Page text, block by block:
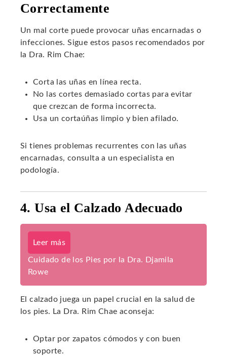
Correctamente
Un mal corte puede provocar uñas encarnadas o
infecciones. Sigue estos pasos recomendados por
la Dra. Rim Chae:
Corta las uñas en línea recta.
No las cortes demasiado cortas para evitar
que crezcan de forma incorrecta.
Usa un cortaúñas limpio y bien afilado.
Si tienes problemas recurrentes con las uñas
encarnadas, consulta a un especialista en
podología.
4. Usa el Calzado Adecuado
Leer más
Cuidado de los Pies por la Dra. Djamila
Rowe
El calzado juega un papel crucial en la salud de
los pies. La Dra. Rim Chae aconseja:
Optar por zapatos cómodos y con buen
soporte.